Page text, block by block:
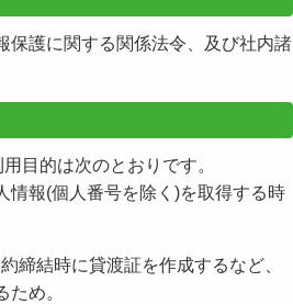
保護に関する関係法令、及び社内諸
目的は次のとおりです。
情報(個人番号を除く)を取得する時
締結時に貸渡証を作成するなど、
め。